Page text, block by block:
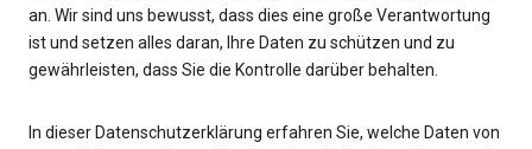
an. Wir sind uns bewusst, dass dies eine große Verantwortung
ist und setzen alles daran, Ihre Daten zu schützen und zu
gewährleisten, dass Sie die Kontrolle darüber behalten.
In dieser Datenschutzerklärung erfahren Sie, welche Daten von